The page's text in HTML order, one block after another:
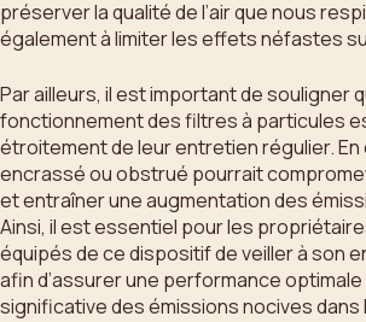
préserver la qualité de l’air que nous
également à limiter les effets néfastes
Par ailleurs, il est important de souligner
fonctionnement des filtres à particules
étroitement de leur entretien régulier.
encrassé ou obstrué pourrait
et entraîner une augmentation des
Ainsi, il est essentiel pour les
équipés de ce dispositif de veiller à son
afin d’assurer une performance
significative des émissions nocives dans